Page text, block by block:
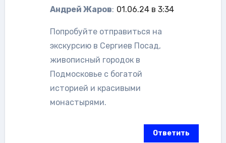
Андрей Жаров: 01.06.24 в 3:34
Попробуйте отправиться на
экскурсию в Сергиев Посад,
живописный городок в
Подмосковье с богатой
историей и красивыми
монастырями.
Ответить